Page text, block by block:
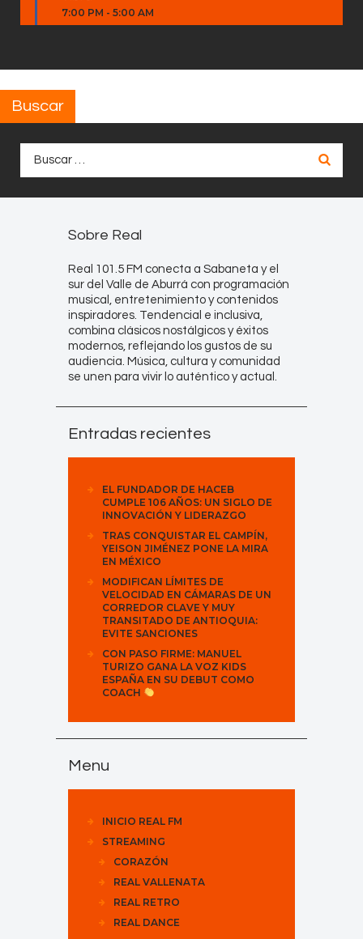
7:00 PM - 5:00 AM
Buscar
Sobre Real
Real 101.5 FM conecta a Sabaneta y el
sur del Valle de Aburrá con programación
musical, entretenimiento y contenidos
inspiradores. Tendencial e inclusiva,
combina clásicos nostálgicos y éxitos
modernos, reflejando los gustos de su
audiencia. Música, cultura y comunidad
se unen para vivir lo auténtico y actual.
Entradas recientes
EL FUNDADOR DE HACEB
CUMPLE 106 AÑOS: UN SIGLO DE
INNOVACIÓN Y LIDERAZGO
TRAS CONQUISTAR EL CAMPÍN,
YEISON JIMÉNEZ PONE LA MIRA
EN MÉXICO
MODIFICAN LÍMITES DE
VELOCIDAD EN CÁMARAS DE UN
CORREDOR CLAVE Y MUY
TRANSITADO DE ANTIOQUIA:
EVITE SANCIONES
CON PASO FIRME: MANUEL
TURIZO GANA LA VOZ KIDS
ESPAÑA EN SU DEBUT COMO
COACH
Menu
INICIO REAL FM
STREAMING
CORAZÓN
REAL VALLENATA
REAL RETRO
REAL DANCE